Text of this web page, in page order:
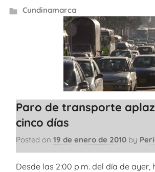
Cundinamarca
Paro de transporte
cinco días
Posted on 19 de enero de 2010 by
Desde las 2:00 p.m. del día de ayer,